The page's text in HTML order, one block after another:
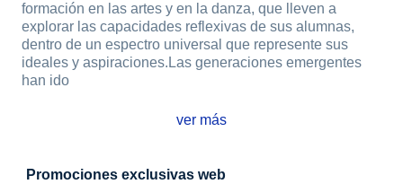
formación en las artes y en la danza, que lleven a
explorar las capacidades reflexivas de sus alumnas,
dentro de un espectro universal que represente sus
ideales y aspiraciones.Las generaciones emergentes
han ido
ver más
Promociones exclusivas web